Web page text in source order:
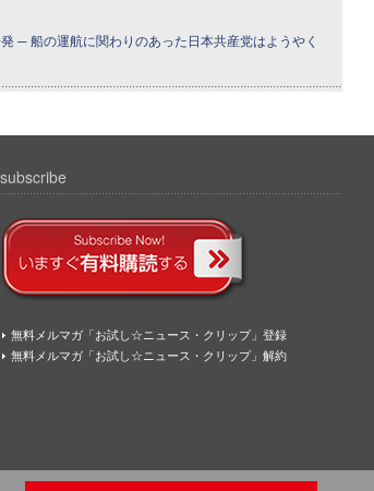
─ 船の運航に関わりのあった日本共産党はようやく
subscribe
無料メルマガ「お試し☆ニュース・クリップ」登録
無料メルマガ「お試し☆ニュース・クリップ」解約